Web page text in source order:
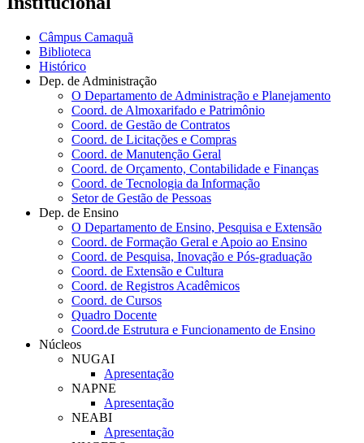
Câmpus Camaquã
Biblioteca
Histórico
Dep. de Administração
O Departamento de Administração e Planejamento
Coord. de Almoxarifado e Patrimônio
Coord. de Gestão de Contratos
Coord. de Licitações e Compras
Coord. de Manutenção Geral
Coord. de Orçamento, Contabilidade e Finanças
Coord. de Tecnologia da Informação
Setor de Gestão de Pessoas
Dep. de Ensino
O Departamento de Ensino, Pesquisa e Extensão
Coord. de Formação Geral e Apoio ao Ensino
Coord. de Pesquisa, Inovação e Pós-graduação
Coord. de Extensão e Cultura
Coord. de Registros Acadêmicos
Coord. de Cursos
Quadro Docente
Coord.de Estrutura e Funcionamento de Ensino
Núcleos
NUGAI
Apresentação
NAPNE
Apresentação
NEABI
Apresentação